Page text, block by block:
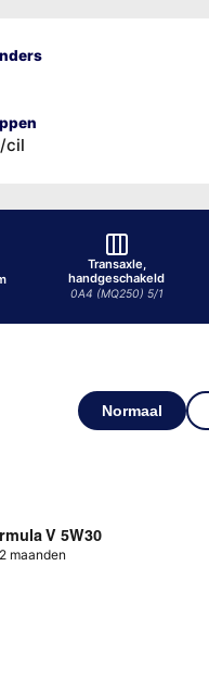
cil
Transaxle,
handgeschakeld
0A4 (MQ250) 5/1
Normaal
V 5W30
maanden